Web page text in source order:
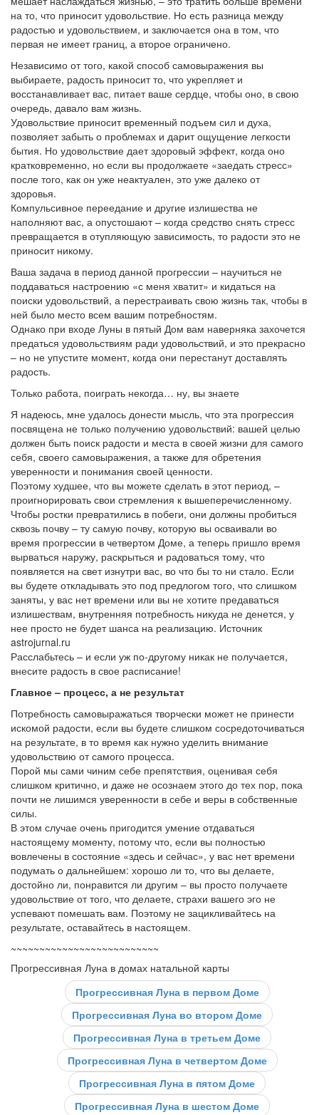
на то, что приносит удовольствие. Но есть разница между
радостью и удовольствием, и заключается она в том, что
первая не имеет границ, а второе ограничено.
Независимо от того, какой способ самовыражения вы
выбираете, радость приносит то, что укрепляет и
восстанавливает вас, питает ваше сердце, чтобы оно, в свою
очередь, давало вам жизнь.
Удовольствие приносит временный подъем сил и духа,
позволяет забыть о проблемах и дарит ощущение легкости
бытия. Но удовольствие дает здоровый эффект, когда оно
кратковременно, но если вы продолжаете «заедать стресс»
после того, как он уже неактуален, это уже далеко от
здоровья.
Компульсивное переедание и другие излишества не
наполняют вас, а опустошают – когда средство снять стресс
превращается в отупляющую зависимость, то радости это не
приносит никому.
Ваша задача в период данной прогрессии – научиться не
поддаваться настроению «с меня хватит» и кидаться на
поиски удовольствий, а перестраивать свою жизнь так, чтобы в
ней было место всем вашим потребностям.
Однако при входе Луны в пятый Дом вам наверняка захочется
предаться удовольствиям ради удовольствий, и это прекрасно
– но не упустите момент, когда они перестанут доставлять
радость.
Только работа, поиграть некогда… ну, вы знаете
Я надеюсь, мне удалось донести мысль, что эта прогрессия
посвящена не только получению удовольствий: вашей целью
должен быть поиск радости и места в своей жизни для самого
себя, своего самовыражения, а также для обретения
уверенности и понимания своей ценности.
Поэтому худшее, что вы можете сделать в этот период, –
проигнорировать свои стремления к вышеперечисленному.
Чтобы ростки превратились в побеги, они должны пробиться
сквозь почву – ту самую почву, которую вы осваивали во
время прогрессии в четвертом Доме, а теперь пришло время
вырваться наружу, раскрыться и радоваться тому, что
появляется на свет изнутри вас, во что бы то ни стало. Если
вы будете откладывать это под предлогом того, что слишком
заняты, у вас нет времени или вы не хотите предаваться
излишествам, внутренняя потребность никуда не денется, у
нее просто не будет шанса на реализацию. Источник
astrojurnal.ru
Расслабьтесь – и если уж по-другому никак не получается,
внесите радость в свое расписание!
Главное – процесс, а не результат
Потребность самовыражаться творчески может не принести
искомой радости, если вы будете слишком сосредоточиваться
на результате, в то время как нужно уделить внимание
удовольствию от самого процесса.
Порой мы сами чиним себе препятствия, оценивая себя
слишком критично, и даже не осознаем этого до тех пор, пока
почти не лишимся уверенности в себе и веры в собственные
силы.
В этом случае очень пригодится умение отдаваться
настоящему моменту, потому что, если вы полностью
вовлечены в состояние «здесь и сейчас», у вас нет времени
подумать о дальнейшем: хорошо ли то, что вы делаете,
достойно ли, понравится ли другим – вы просто получаете
удовольствие от того, что делаете, страхи вашего эго не
успевают помешать вам. Поэтому не зацикливайтесь на
результате, оставайтесь в настоящем.
~~~~~~~~~~~~~~~~~~~~~~~~~~
Прогрессивная Луна в домах натальной карты
Прогрессивная Луна в первом Доме
Прогрессивная Луна во втором Доме
Прогрессивная Луна в третьем Доме
Прогрессивная Луна в четвертом Доме
Прогрессивная Луна в пятом Доме
Прогрессивная Луна в шестом Доме